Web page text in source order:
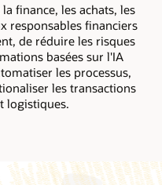
finance, les achats, les
responsables financiers
de réduire les risques
basées sur l'IA
les processus,
les transactions
logistiques.